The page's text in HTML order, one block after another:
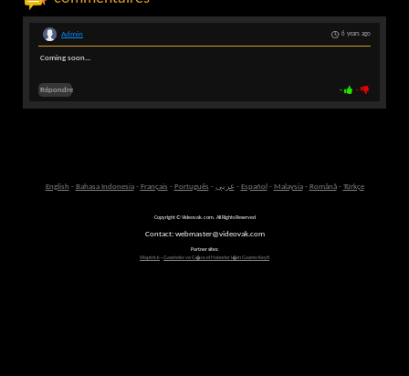
6 years ago
Admin
Coming soon...
- -
Répondre
English - Bahasa Indonesia- Français - Português - عربى- Español - Malaysia- Română- Türkçe
Copyright © Videovak.com. All Rights Reserved
Contact: webmaster@videovak.com
Partner sites:
Waptrick-Gazeteler ve G�ncel Haberler i�in Gazete Keyfi